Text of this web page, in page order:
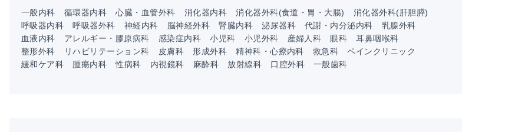
一般内科 循環器内科 心臓・血管外科 消化器内科 消化器外科(食道・胃・大腸)
消化器外科(肝胆膵)
呼吸器内科
呼吸器外科 神経内科 脳神経外科 腎臓内科 泌尿器科 代謝・内分泌内科
乳腺外科
血液内科
アレルギー・膠原病科 感染症内科 小児科 小児外科 産婦人科 眼科
耳鼻咽喉科
整形外科
リハビリテーション科 皮膚科 形成外科 精神科・心療内科 救急科
ペインクリニック
緩和ケア科
腫瘍内科 性病科 内視鏡科 麻酔科 放射線科 口腔外科 一般歯科